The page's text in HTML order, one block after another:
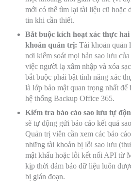
mới có thể tìm lại tài liệu cũ hoặc
tin khi cần thiết.
Bắt buộc kích hoạt xác thực
khoản quản trị: Tài khoản quản
nơi kiểm soát mọi bản sao lưu
việc người lạ xâm nhập và xóa
bắt buộc phải bật tính năng xác
là lớp bảo mật quan trọng nhất
hệ thống Backup Office 365.
Kiểm tra báo cáo sao lưu tự
sẽ tự động gửi báo cáo kết quả
Quản trị viên cần xem các báo
những tài khoản bị lỗi sao lưu
mật khẩu hoặc lỗi kết nối API từ
kịp thời đảm bảo dữ liệu luôn
bị gián đoạn.